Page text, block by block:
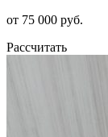
от 75 000 руб.
Рассчитать